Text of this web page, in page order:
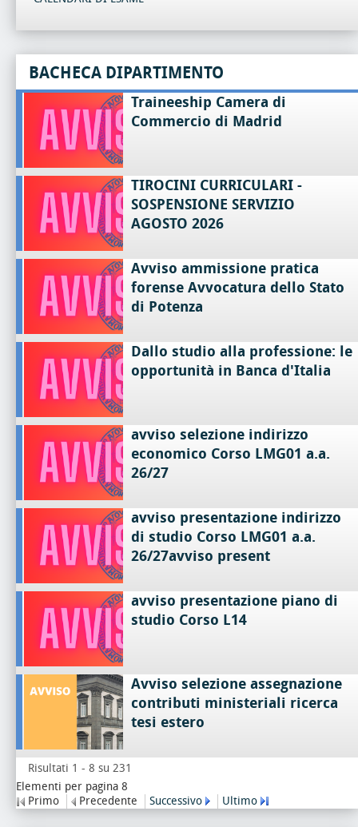
BACHECA DIPARTIMENTO
Traineeship Camera di
Commercio di Madrid
TIROCINI CURRICULARI -
SOSPENSIONE SERVIZIO
AGOSTO 2026
Avviso ammissione pratica
forense Avvocatura dello Stato
di Potenza
Dallo studio alla professione: le
opportunità in Banca d'Italia
avviso selezione indirizzo
economico Corso LMG01 a.a.
26/27
avviso presentazione indirizzo
di studio Corso LMG01 a.a.
26/27avviso present
avviso presentazione piano di
studio Corso L14
Avviso selezione assegnazione
contributi ministeriali ricerca
tesi estero
Risultati 1 - 8 su 231
Elementi per pagina 8
Primo
Precedente Successivo Ultimo